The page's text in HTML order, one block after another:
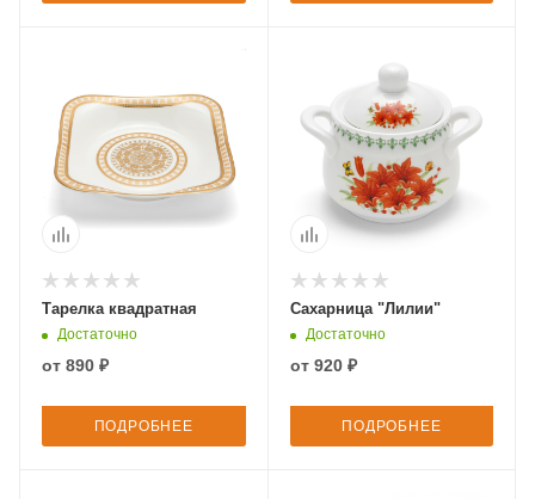
Тарелка квадратная
Достаточно
от 890 ₽
ПОДРОБНЕЕ
Сахарница "Лилии"
Достаточно
от 920 ₽
ПОДРОБНЕЕ